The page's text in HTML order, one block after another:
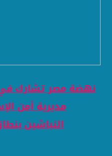
نهضة مصر تشارك
مديرية أمن
النباشين